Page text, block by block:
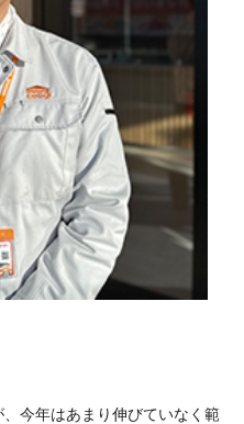
今年はあまり伸びていなく範